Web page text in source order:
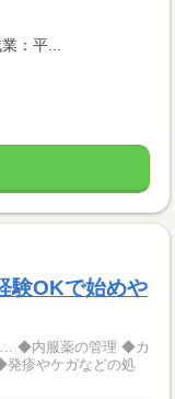
：平...
験OKで始めや
疹やケガなどの処